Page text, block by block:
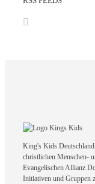
King's Kids
christlichen Menschen-
Evangelischen Allianz
Initiativen und Gruppen